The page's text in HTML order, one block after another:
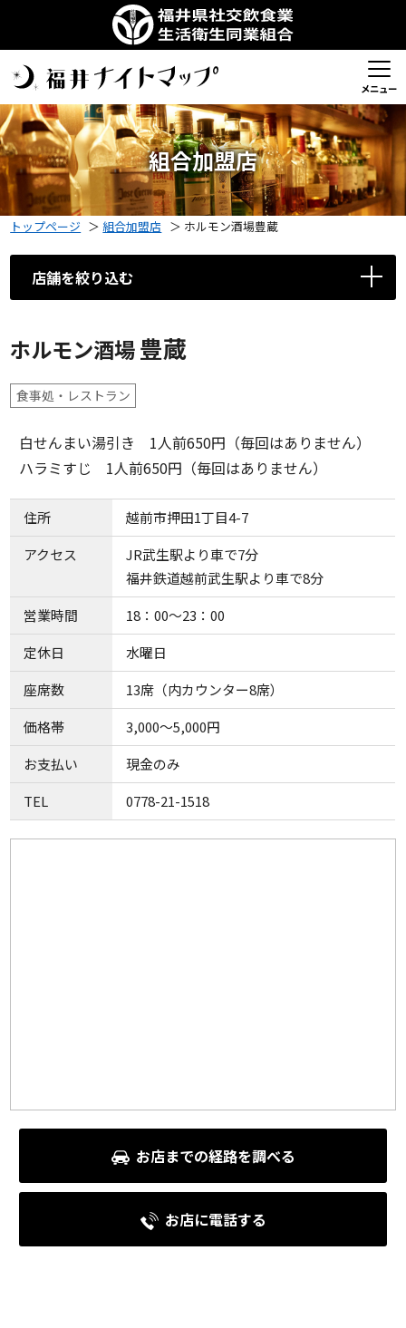
メニュー
組合加盟店
トップページ ＞組合加盟店 ＞ ホルモン酒場豊蔵
店舗を絞り込む
ホルモン酒場豊蔵
食事処・レストラン
白せんまい湯引き 1人前650円（毎回はありません）
ハラミすじ 1人前650円（毎回はありません）
住所
越前市押田1丁目4-7
アクセス
JR武生駅より車で7分
福井鉄道越前武生駅より車で8分
営業時間
18：00～23：00
定休日
水曜日
座席数
13席（内カウンター8席）
価格帯
3,000～5,000円
お支払い
現金のみ
TEL
0778-21-1518
お店までの経路を調べる
お店に電話する